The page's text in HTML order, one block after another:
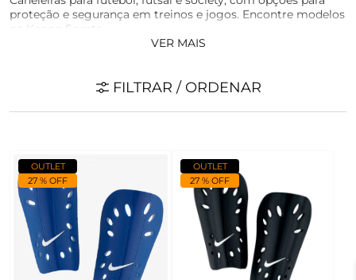
proteção e segurança em treinos e jogos. Encontre modelos
na Kenpo Sports.
VER MAIS
FILTRAR / ORDENAR
OUTLET
27 % OFF
OUTLET
27 % OFF